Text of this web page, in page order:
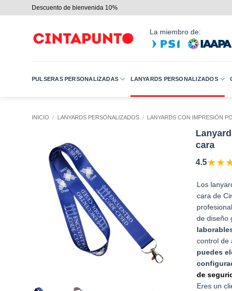
Descuento de bienvenida 10%
La miembro de:
PULSERAS PERSONALIZADAS LANYARDS PERSONALIZADOS
INICIO / LANYARDS PERSONALIZADOS / LANYARDS CON IMPRESIÓN
cara
4.5★★
Los
cara de
de diseño
control de
puedes
de
Eres un